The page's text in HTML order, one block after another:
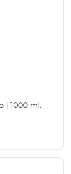
| 1000 ml.